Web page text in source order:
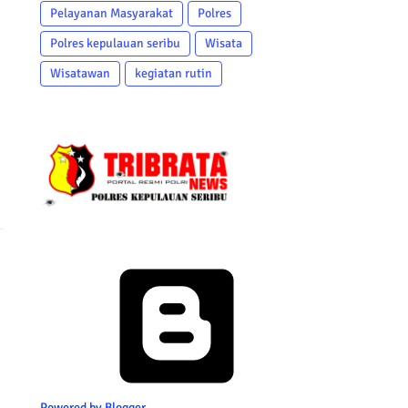
Pelayanan Masyarakat
Polres
Polres kepulauan seribu
Wisata
Wisatawan
kegiatan rutin